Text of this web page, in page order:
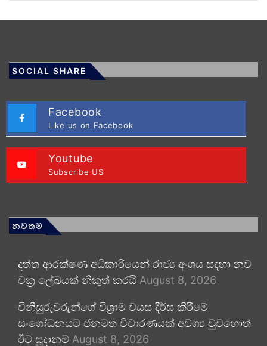
SOCIAL SHARE
Facebook
Like us on Facebook
Youtube
Subscribe US
නවතම
දත්ත ආරක්ෂණ අධිකාරියෙන් රාජ්‍ය අංශය සඳහා නව
චක්‍ර ලේඛයක් නිකුත් කරයි August 8, 2026
විනිසුරුවරුන්ගේ විශ්‍රාම වයස දීර්ඝ කිරීමේ
සංශෝධනයට ජනමත විචාරණයක් අවශ්‍ය වුවහොත්
ඊට සූදානම් August 8, 2026